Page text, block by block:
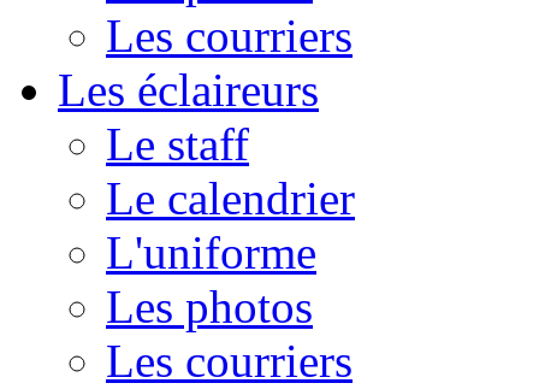
Les courriers
Les éclaireurs
Le staff
Le calendrier
L'uniforme
Les photos
Les courriers